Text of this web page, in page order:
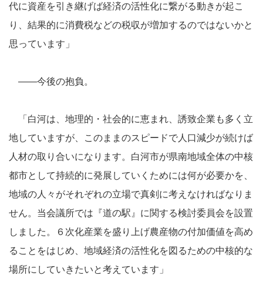
代に資産を引き継げば経済の活性化に繋がる動きが起こ
り、結果的に消費税などの税収が増加するのではないかと
思っています」
――今後の抱負。
「白河は、地理的・社会的に恵まれ、誘致企業も多く立
地していますが、このままのスピードで人口減少が続けば
人材の取り合いになります。白河市が県南地域全体の中核
都市として持続的に発展していくためには何が必要かを、
地域の人々がそれぞれの立場で真剣に考えなければなりま
せん。当会議所では『道の駅』に関する検討委員会を設置
しました。６次化産業を盛り上げ農産物の付加価値を高め
ることをはじめ、地域経済の活性化を図るための中核的な
場所にしていきたいと考えています」